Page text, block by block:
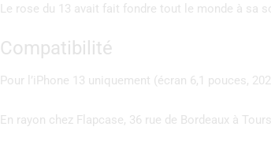
Le rose du 13 avait fait fondre tout le monde à sa
Compatibilité
Pour l’iPhone 13 uniquement (écran 6,1 pouces,
En rayon chez Flapcase, 36 rue de Bordeaux à